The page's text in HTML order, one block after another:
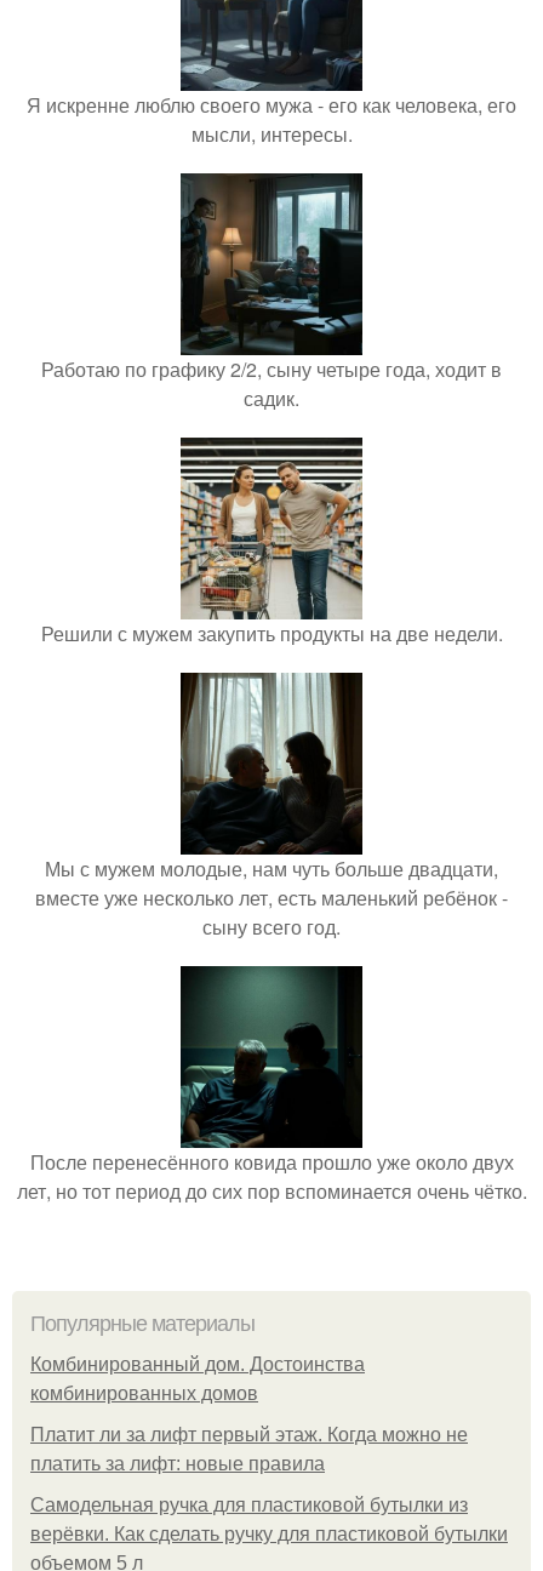
Я искренне люблю своего мужа - его как человека, его
мысли, интересы.
Работаю по графику 2/2, сыну четыре года, ходит в
садик.
Решили с мужем закупить продукты на две недели.
Мы с мужем молодые, нам чуть больше двадцати,
вместе уже несколько лет, есть маленький ребёнок -
сыну всего год.
После перенесённого ковида прошло уже около двух
лет, но тот период до сих пор вспоминается очень чётко.
Популярные материалы
Комбинированный дом. Достоинства
комбинированных домов
Платит ли за лифт первый этаж. Когда можно не
платить за лифт: новые правила
Самодельная ручка для пластиковой бутылки из
верёвки. Как сделать ручку для пластиковой бутылки
объемом 5 л